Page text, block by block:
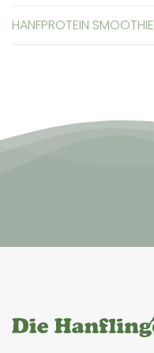
HANFPROTEIN SMOOTHIE